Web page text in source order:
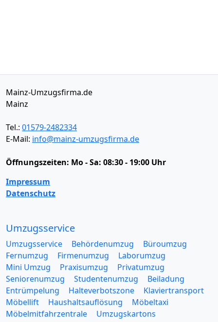
Mainz-Umzugsfirma.de
Mainz
Tel.: 01579-2482334
E-Mail: info@mainz-umzugsfirma.de
Öffnungszeiten: Mo - Sa: 08:30 - 19:00 Uhr
Impressum
Datenschutz
Umzugsservice
Umzugsservice Behördenumzug
Büroumzug
Fernumzug
Firmenumzug
Laborumzug
Mini Umzug
Praxisumzug
Privatumzug
Seniorenumzug
Studentenumzug
Beiladung
Entrümpelung
Halteverbotszone
Klaviertransport
Möbellift
Haushaltsauflösung
Möbeltaxi
Möbelmitfahrzentrale
Umzugskartons